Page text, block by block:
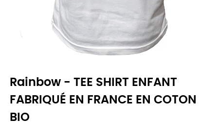
Rainbow - TEE SHIRT ENFANT
FABRIQUÉ EN FRANCE EN COTON
BIO